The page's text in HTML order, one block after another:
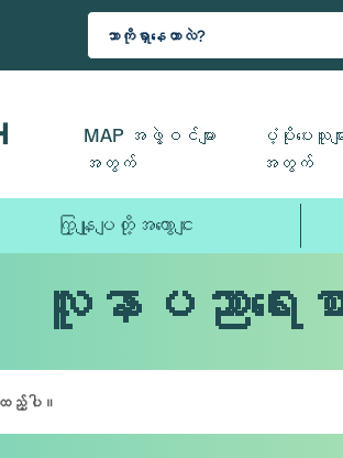
MAP အဖွဲ့ဝင်များ
အတွက်
ပံ့ပိုးပေးသူမျ
အတွက်
ကြှနျုပျတို့အကွောငျး
လူနာပညာရေ